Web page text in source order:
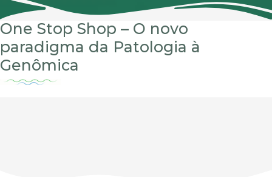
One Stop Shop – O novo
paradigma da Patologia à
Genômica